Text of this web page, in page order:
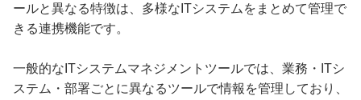
ールと異なる特徴は、多様なITシステムをまとめて管理で
きる連携機能です。
一般的なITシステムマネジメントツールでは、業務・ITシ
ステム・部署ごとに異なるツールで情報を管理しており、